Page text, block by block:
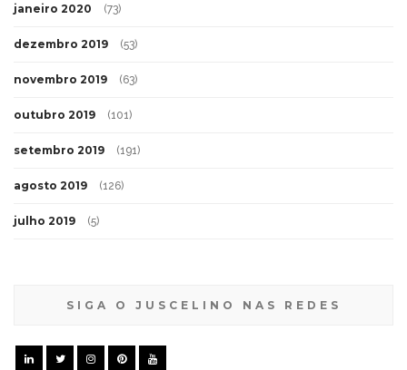
janeiro 2020 (73)
dezembro 2019 (53)
novembro 2019 (63)
outubro 2019 (101)
setembro 2019 (191)
agosto 2019 (126)
julho 2019 (5)
SIGA O JUSCELINO NAS REDES